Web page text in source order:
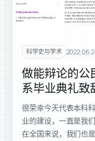
科学史与学术
做能辩论的
系毕业典礼致
很荣幸今天代表本科
业的建设，一直是我
在全国来说，我们也